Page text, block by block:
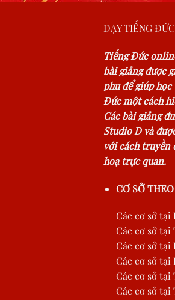
DẠY TIẾNG
Tiếng Đức
bài giảng được
phu để giúp
Đức một cách
Các bài giảng
Studio D và
với cách truyền
hoạ trực quan.
CƠ SỞ
Các cơ sở tại
Các cơ sở
Các cơ sở tại
Các cơ sở tại
Các cơ sở tại
Các cơ sở tại